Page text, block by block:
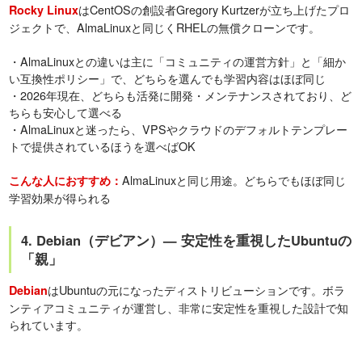
Rocky LinuxはCentOSの創設者Gregory Kurtzerが立ち上げたプロ
ジェクトで、AlmaLinuxと同じくRHELの無償クローンです。
・AlmaLinuxとの違いは主に「コミュニティの運営方針」と「細か
い互換性ポリシー」で、どちらを選んでも学習内容はほぼ同じ
・2026年現在、どちらも活発に開発・メンテナンスされており、ど
ちらも安心して選べる
・AlmaLinuxと迷ったら、VPSやクラウドのデフォルトテンプレー
トで提供されているほうを選べばOK
こんな人におすすめ：AlmaLinuxと同じ用途。どちらでもほぼ同じ
学習効果が得られる
4. Debian（デビアン）— 安定性を重視したUbuntuの
「親」
DebianはUbuntuの元になったディストリビューションです。ボラ
ンティアコミュニティが運営し、非常に安定性を重視した設計で知
られています。